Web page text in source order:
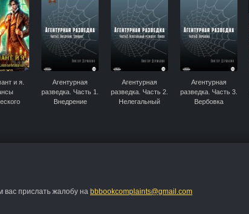
и я.
Агентурная
разведка. Часть 1.
Внедрение
Агентурная
разведка. Часть 2.
Нелегальный
Агентурная
разведка. Часть 3.
Вербовка
прислать жалобу на bbbookcomplaints@gmail.com